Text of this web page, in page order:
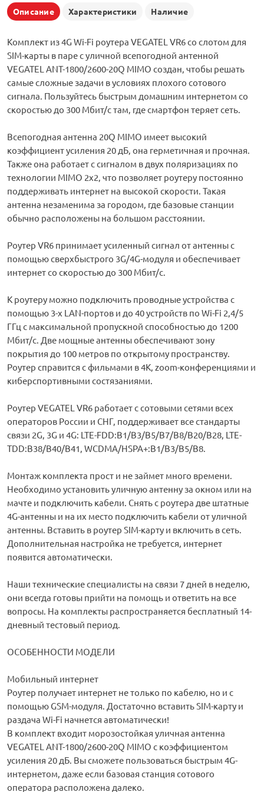
Описание Характеристики Наличие
Комплект из 4G Wi-Fi роутера VEGATEL VR6 со слотом для
SIM-карты в паре с уличной всепогодной антенной
VEGATEL ANT-1800/2600-20Q MIMO создан, чтобы решать
самые сложные задачи в условиях плохого сотового
сигнала. Пользуйтесь быстрым домашним интернетом со
скоростью до 300 Мбит/с там, где смартфон теряет сеть.
Всепогодная антенна 20Q MIMO имеет высокий
коэффициент усиления 20 дБ, она герметичная и прочная.
Также она работает с сигналом в двух поляризациях по
технологии MIMO 2х2, что позволяет роутеру постоянно
поддерживать интернет на высокой скорости. Такая
антенна незаменима за городом, где базовые станции
обычно расположены на большом расстоянии.
Роутер VR6 принимает усиленный сигнал от антенны с
помощью сверхбыстрого 3G/4G-модуля и обеспечивает
интернет со скоростью до 300 Мбит/с.
К роутеру можно подключить проводные устройства с
помощью 3-х LAN-портов и до 40 устройств по Wi-Fi 2,4/5
ГГц с максимальной пропускной способностью до 1200
Мбит/с. Две мощные антенны обеспечивают зону
покрытия до 100 метров по открытому пространству.
Роутер справится с фильмами в 4К, zoom-конференциями и
киберспортивными состязаниями.
Роутер VEGATEL VR6 работает с сотовыми сетями всех
операторов России и СНГ, поддерживает все стандарты
связи 2G, 3G и 4G: LTE-FDD:B1/B3/В5/B7/B8/B20/B28, LTE-
TDD:B38/B40/B41, WCDMA/HSPA+:B1/В3/В5/B8.
Монтаж комплекта прост и не займет много времени.
Необходимо установить уличную антенну за окном или на
мачте и подключить кабели. Снять с роутера две штатные
4G-антенны и на их место подключить кабели от уличной
антенны. Вставить в роутер SIM-карту и включить в сеть.
Дополнительная настройка не требуется, интернет
появится автоматически.
Наши технические специалисты на связи 7 дней в неделю,
они всегда готовы прийти на помощь и ответить на все
вопросы. На комплекты распространяется бесплатный 14-
дневный тестовый период.
ОСОБЕННОСТИ МОДЕЛИ
Мобильный интернет
Роутер получает интернет не только по кабелю, но и с
помощью GSM-модуля. Достаточно вставить SIM-карту и
раздача Wi-Fi начнется автоматически!
В комплект входит морозостойкая уличная антенна
VEGATEL ANT-1800/2600-20Q MIMO с коэффициентом
усиления 20 дБ. Вы сможете пользоваться быстрым 4G-
интернетом, даже если базовая станция сотового
оператора расположена далеко.